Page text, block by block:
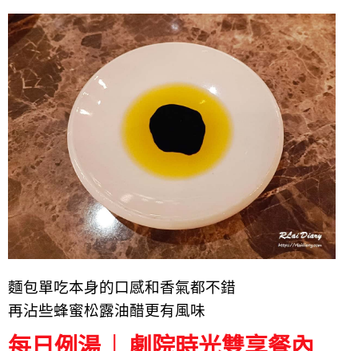
麵包單吃本身的口感和香氣都不錯
再沾些蜂蜜松露油醋更有風味